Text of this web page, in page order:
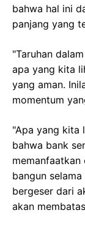
bahwa hal ini
panjang yang
"Taruhan
apa yang kita
yang aman.
momentum
"Apa yang kita
bahwa bank
memanfaatkan
bangun
bergeser dari
akan